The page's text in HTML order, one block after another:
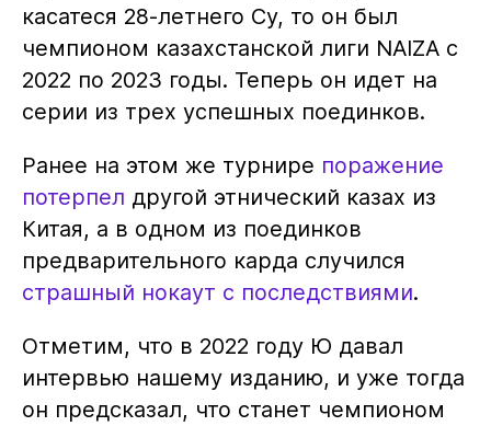
касатеся 28-летнего Су, то он был
чемпионом казахстанской лиги NAIZA с
2022 по 2023 годы. Теперь он идет на
серии из трех успешных поединков.
Ранее на этом же турнире поражение
потерпел другой этнический казах из
Китая, а в одном из поединков
предварительного карда случился
страшный нокаут с последствиями.
Отметим, что в 2022 году Ю давал
интервью нашему изданию, и уже тогда
он предсказал, что станет чемпионом